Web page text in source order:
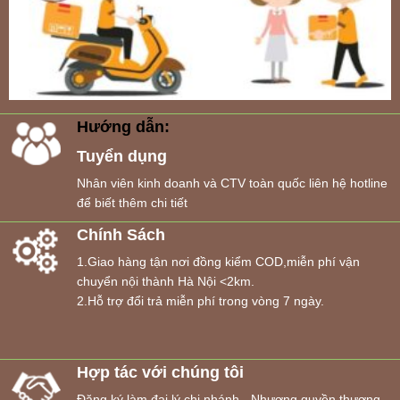
Hướng dẫn:
Tuyển dụng
Nhân viên kinh doanh và CTV toàn quốc liên hệ hotline
để biết thêm chi tiết
Chính Sách
1.Giao hàng tận nơi đồng kiểm COD,miễn phí vận
chuyển nội thành Hà Nội <2km.
2.Hỗ trợ đổi trả miễn phí trong vòng 7 ngày.
Hợp tác với chúng tôi